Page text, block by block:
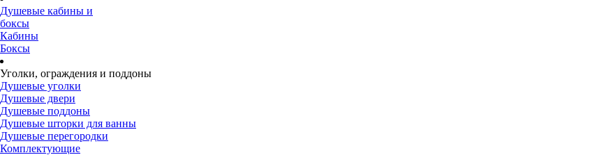
Душевые кабины и
боксы
Кабины
Боксы
Уголки, ограждения и поддоны
Душевые уголки
Душевые двери
Душевые поддоны
Душевые шторки для ванны
Душевые перегородки
Комплектующие